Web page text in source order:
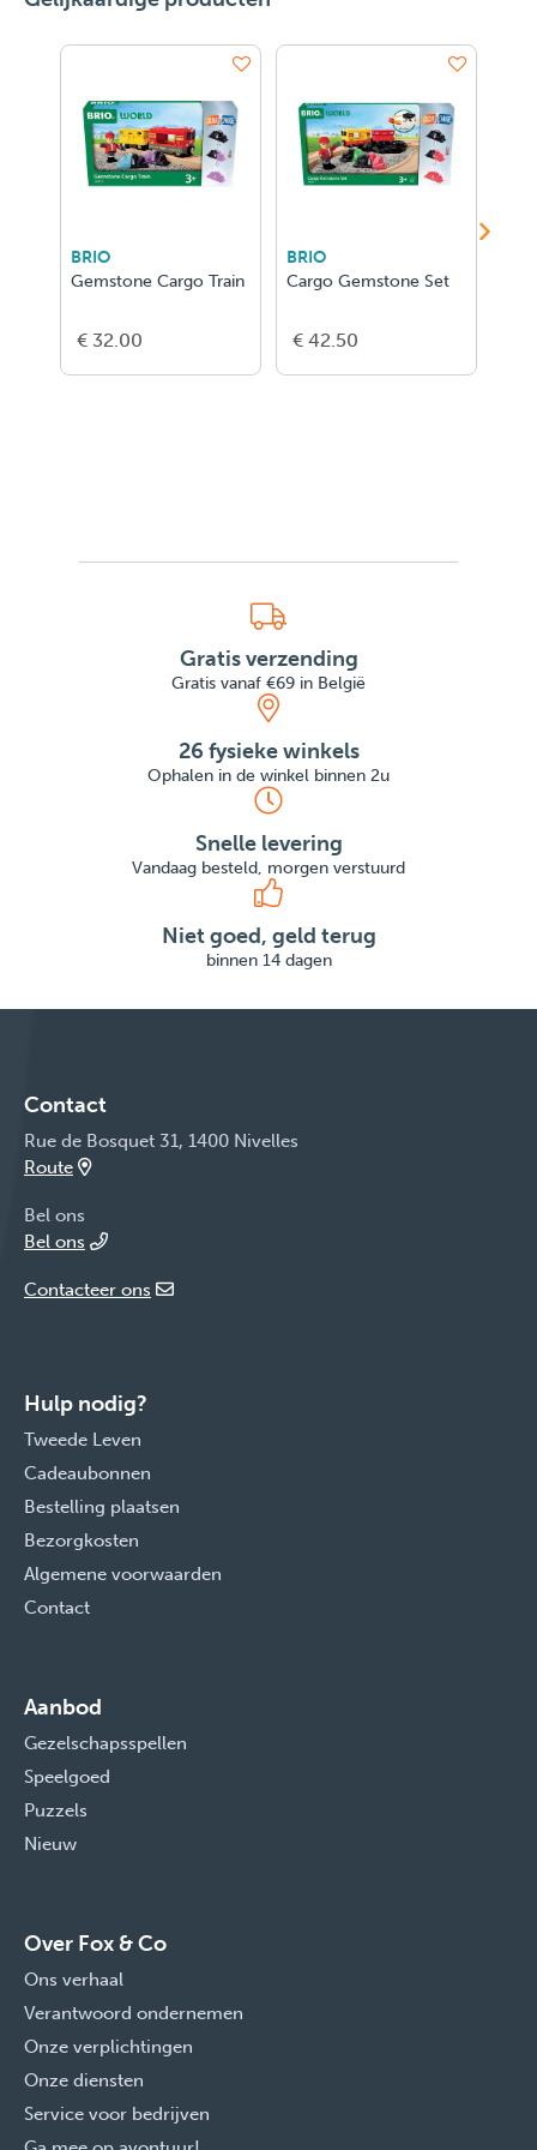
BRIO
Gemstone Cargo Train
€ 32.00
BRIO
Cargo Gemstone Set
€ 42.50
Gratis verzending
Gratis vanaf €69 in België
26 fysieke winkels
Ophalen in de winkel binnen 2u
Snelle levering
Vandaag besteld, morgen verstuurd
Niet goed, geld terug
binnen 14 dagen
Contact
Rue de Bosquet 31, 1400 Nivelles
Route
Bel ons
Bel ons
Contacteer ons
Hulp nodig?
Tweede Leven
Cadeaubonnen
Bestelling plaatsen
Bezorgkosten
Algemene voorwaarden
Contact
Aanbod
Gezelschapsspellen
Speelgoed
Puzzels
Nieuw
Over Fox & Co
Ons verhaal
Verantwoord ondernemen
Onze verplichtingen
Onze diensten
Service voor bedrijven